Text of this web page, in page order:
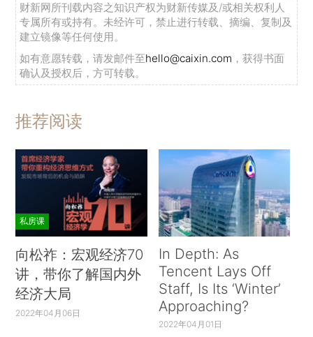
财新网所刊载内容之知识产权为财新传媒及/或相关权利人
专属所有或持有。未经许可，禁止进行转载、摘编、复制及
建立镜像等任何使用。
如有意愿转载，请发邮件至hello@caixin.com ，获得书面
确认及授权后，方可转载。
推荐阅读
私房课
向松祚：宏观经济70
讲，带你了解国内外
经济大局
2022年04月06日
In Depth: As
Tencent Lays Off
Staff, Is Its ‘Winter’
Approaching?
2022年04月01日